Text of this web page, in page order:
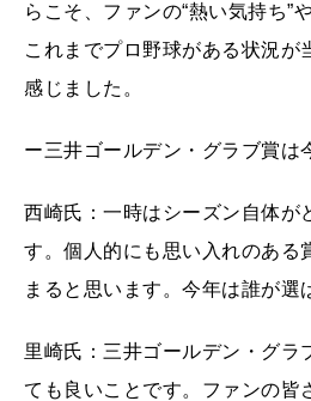
らこそ、ファンの“熱い気持ち”
これまでプロ野球がある状況
感じました。
ー三井ゴールデン・グラブ賞は
西崎氏：一時はシーズン自体が
す。個人的にも思い入れのあ
まると思います。今年は誰が選
里崎氏：三井ゴールデン・グラ
ても良いことです。ファンの皆